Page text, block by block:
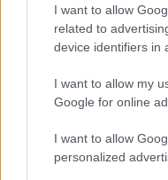
I want to allow
related to
device identifiers in
I want to allow my
Google for online
I want to allow
personalized
britannico, in primo
Nuova Zelanda. E i
sono. Per esempio
ritirata dal progetto
Seta”, fortemente
la strategia cinese
Stati Uniti quale